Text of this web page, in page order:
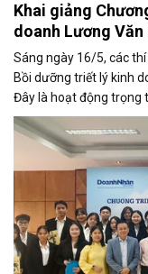
Khai giảng
doanh Lương Văn
Sáng ngày 16/5, các
Bồi dưỡng triết lý kinh
Đây là hoạt động trọng
thứ 12